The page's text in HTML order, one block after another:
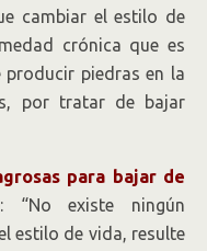
cambiar el estilo de
crónica que es
piedras en la
por tratar de bajar
para bajar de
“No existe ningún
estilo de vida, resulte